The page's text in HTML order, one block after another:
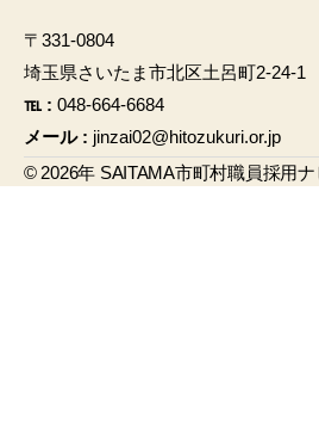
o
o
k
〒331-0804
埼玉県さいたま市北区土呂町2-24-1
℡ : 048-664-6684
メール : jinzai02@hitozukuri.or.jp
© 2026年 SAITAMA市町村職員採用ナ